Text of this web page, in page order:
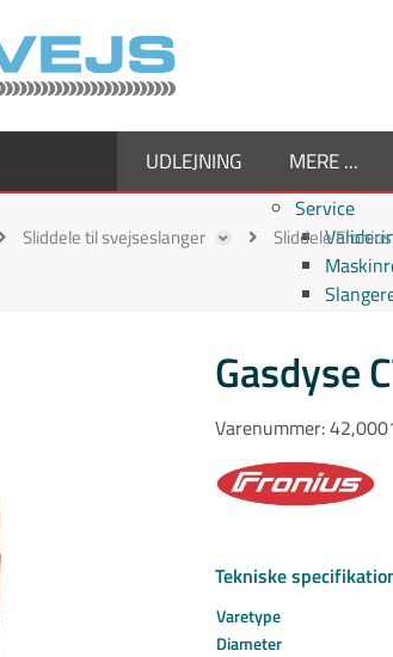
UDLEJNING MERE ...
Service
Supplier
Job hos
ESG
Kom i
Sliddele til svejseslanger Sliddele Fronius
Gasdyse
Varenummer:
Tekniske
Varetype
Diameter